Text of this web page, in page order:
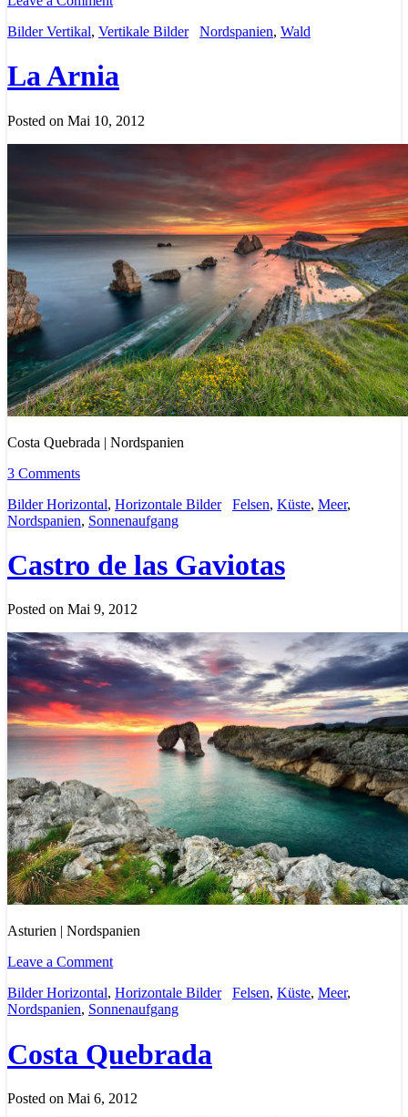
Bilder Vertikal, Vertikale Bilder Nordspanien, Wald
La Arnia
Posted on Mai 10, 2012
Costa Quebrada | Nordspanien
3 Comments
Bilder Horizontal, Horizontale Bilder Felsen, Küste, Meer,
Nordspanien, Sonnenaufgang
Castro de las Gaviotas
Posted on Mai 9, 2012
Asturien | Nordspanien
Leave a Comment
Bilder Horizontal, Horizontale Bilder Felsen, Küste, Meer,
Nordspanien, Sonnenaufgang
Costa Quebrada
Posted on Mai 6, 2012